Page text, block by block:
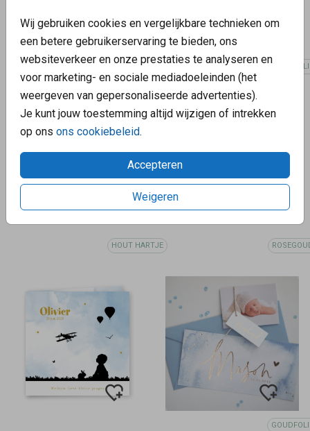
Wij gebruiken cookies en vergelijkbare technieken om
een betere gebruikerservaring te bieden, ons
websiteverkeer en onze prestaties te analyseren en
voor marketing- en sociale mediadoeleinden (het
weergeven van gepersonaliseerde advertenties).
Je kunt jouw toestemming altijd wijzigen of intrekken
op ons ons cookiebeleid.
Accepteren
Weigeren
HOUT HARTJE